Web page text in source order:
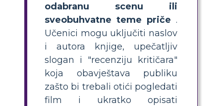
odabranu scenu ili
sveobuhvatne teme priče .
Učenici mogu uključiti naslov
i autora knjige, upečatljiv
slogan i "recenziju kritičara"
koja obavještava publiku
zašto bi trebali otići pogledati
film i ukratko opisati